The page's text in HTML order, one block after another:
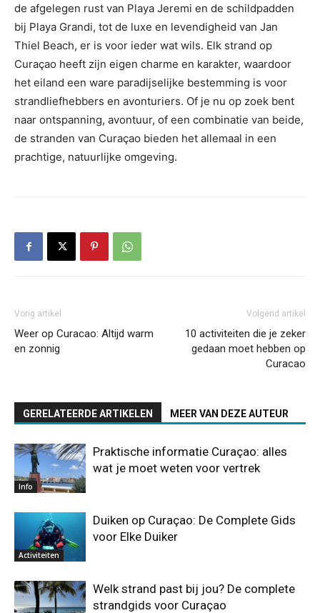
de afgelegen rust van Playa Jeremi en de schildpadden
bij Playa Grandi, tot de luxe en levendigheid van Jan
Thiel Beach, er is voor ieder wat wils. Elk strand op
Curaçao heeft zijn eigen charme en karakter, waardoor
het eiland een ware paradijselijke bestemming is voor
strandliefhebbers en avonturiers. Of je nu op zoek bent
naar ontspanning, avontuur, of een combinatie van beide,
de stranden van Curaçao bieden het allemaal in een
prachtige, natuurlijke omgeving.
Vorig artikel
Weer op Curacao: Altijd warm
en zonnig
Volgend artikel
10 activiteiten die je zeker
gedaan moet hebben op
Curacao
GERELATEERDE ARTIKELEN MEER VAN DEZE AUTEUR
Info
Praktische informatie Curaçao: alles
wat je moet weten voor vertrek
Activiteiten
Duiken op Curaçao: De Complete Gids
voor Elke Duiker
Welk strand past bij jou? De complete
strandgids voor Curaçao